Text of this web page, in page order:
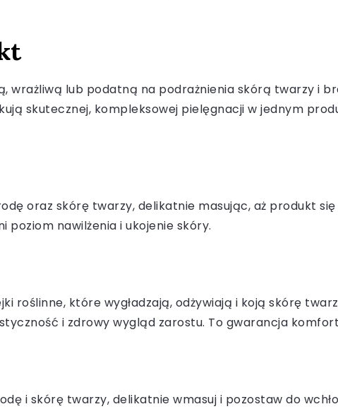
wrażliwą lub podatną na podrażnienia skórą twarzy i
skutecznej, kompleksowej pielęgnacji w jednym
oraz skórę twarzy, delikatnie masując, aż produkt
nawilżenia i ukojenie skóry.
roślinne, które wygładzają, odżywiają i koją skórę
i zdrowy wygląd zarostu. To gwarancja
i skórę twarzy, delikatnie wmasuj i pozostaw do